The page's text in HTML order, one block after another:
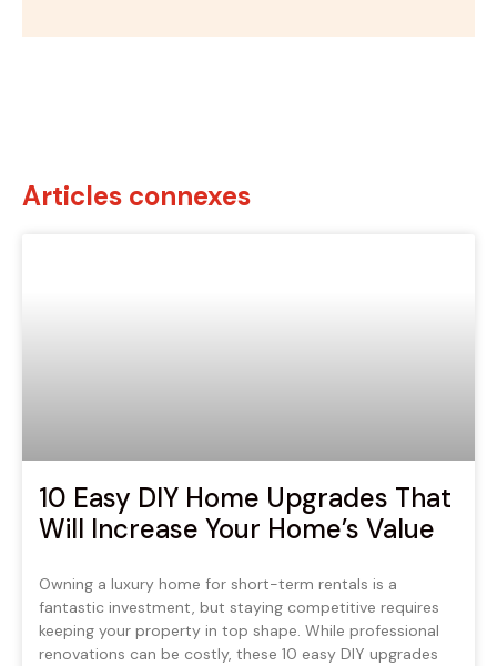
Articles connexes
10 Easy DIY Home Upgrades That
Will Increase Your Home’s Value
Owning a luxury home for short-term rentals is a
fantastic investment, but staying competitive requires
keeping your property in top shape. While professional
renovations can be costly, these 10 easy DIY upgrades